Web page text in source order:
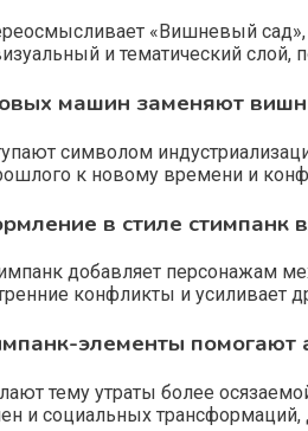
«Вишневый
и тематический слой,
машин заменяют
символом
к новому времени и
в стиле стимпанк
добавляет персонажам
конфликты и усиливает
элементы
тему утраты более
и социальных